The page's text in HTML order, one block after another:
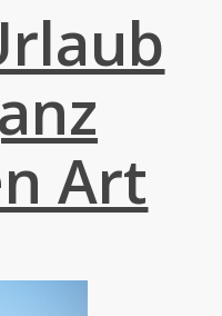
Art